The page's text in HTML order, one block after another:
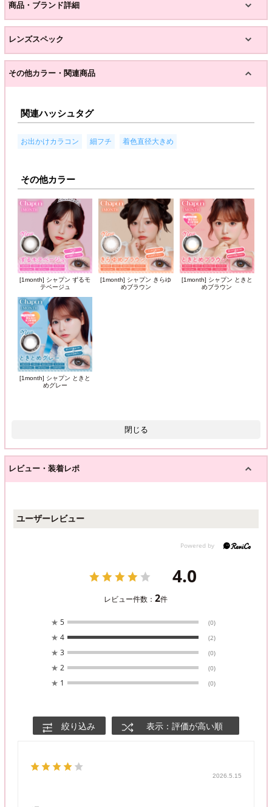
商品・ブランド詳細
レンズスペック
その他カラー・関連商品
関連ハッシュタグ
お出かけカラコン 細フチ 着色直径大きめ
その他カラー
[1month] シャプン ずるモ
テベージュ
[1month] シャプン きらゆ
めブラウン
[1month] シャプン ときと
めブラウン
[1month] シャプン ときと
めグレー
閉じる
レビュー・装着レポ
ユーザーレビュー
4.0
レビュー件数：2件
★ 5 (0)
★ 4 (2)
★ 3 (0)
★ 2 (0)
★ 1 (0)
絞り込み 表示：評価が高い順
2026.5.15